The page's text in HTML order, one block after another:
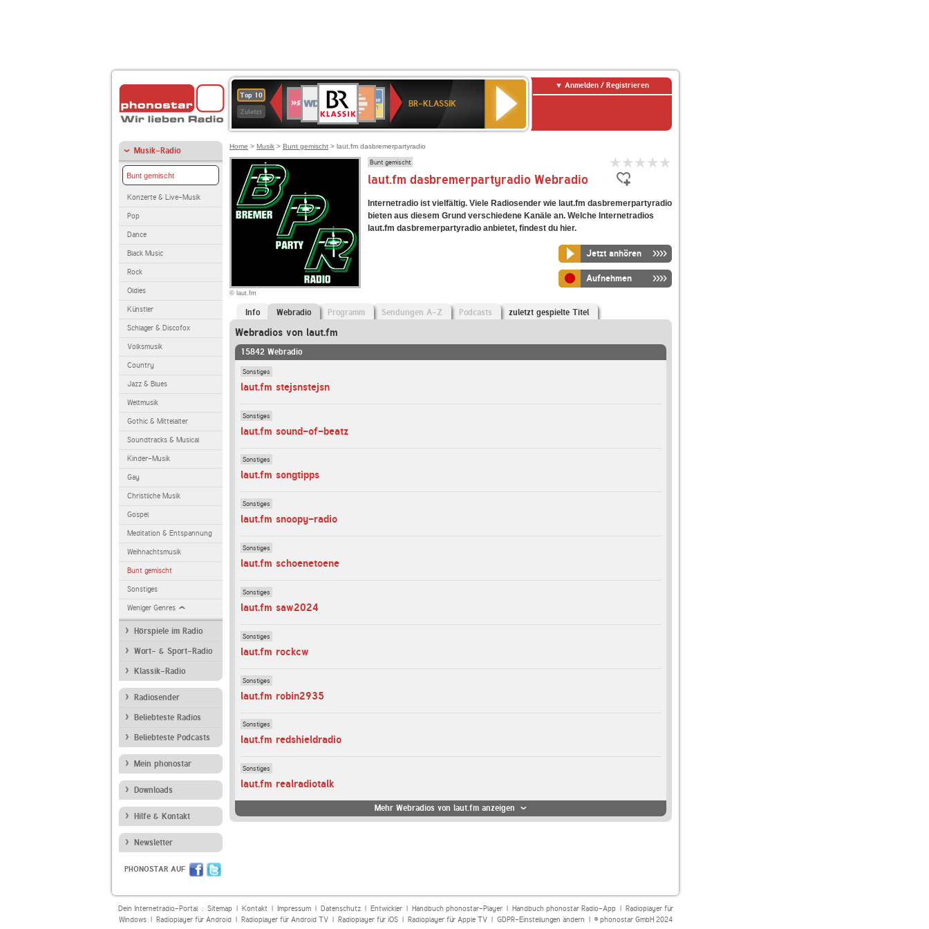
Top 10
Zuletzt
Deutschlandfunk
80er
90er
OLDIE
ANTENNE
4
BR-
KLASSIK
Deutschlandfunk
Kultur
ANTENNE
BAYERN
SWR
Kultur
NDR
2
BR-KLASSIK
Anmelden / Registrieren
Musik-Radio
Bunt gemischt
Konzerte & Live-Musik
Pop
Dance
Black Music
Rock
Oldies
Künstler
Schlager & Discofox
Volksmusik
Country
Jazz & Blues
Weltmusik
Gothic & Mittelalter
Soundtracks & Musical
Kinder-Musik
Gay
Christliche Musik
Gospel
Meditation & Entspannung
Weihnachtsmusik
Bunt gemischt
Sonstiges
Weniger Genres
Hörspiele im Radio
Wort- & Sport-Radio
Klassik-Radio
Radiosender
Beliebteste Radios
Beliebteste Podcasts
Mein phonostar
Downloads
Hilfe & Kontakt
Newsletter
PHONOSTAR AUF
Home > Musik > Bunt gemischt > laut.fm dasbremerpartyradio
© laut.fm
Bunt gemischt
laut.fm dasbremerpartyradio Webradio
Internetradio ist vielfältig. Viele Radiosender wie laut.fm dasbremerpartyradio
bieten aus diesem Grund verschiedene Kanäle an. Welche Internetradios
laut.fm dasbremerpartyradio anbietet, findest du hier.
Jetzt anhören
Aufnehmen
Info Webradio Programm Sendungen A-Z Podcasts zuletzt gespielte Titel
Webradios von laut.fm
15842 Webradio
Sonstiges
laut.fm stejsnstejsn
Sonstiges
laut.fm sound-of-beatz
Sonstiges
laut.fm songtipps
Sonstiges
laut.fm snoopy-radio
Sonstiges
laut.fm schoenetoene
Sonstiges
laut.fm saw2024
Sonstiges
laut.fm rockcw
Sonstiges
laut.fm robin2935
Sonstiges
laut.fm redshieldradio
Sonstiges
laut.fm realradiotalk
Mehr Webradios von laut.fm anzeigen
Dein Internetradio-Portal : Sitemap| Kontakt| Impressum| Datenschutz| Entwickler| Handbuch phonostar-Player| Handbuch phonostar Radio-App| Radioplayer für
Windows| Radioplayer für Android| Radioplayer für Android TV| Radioplayer für iOS| Radioplayer für Apple TV| GDPR-Einstellungen ändern | © phonostar GmbH 2024